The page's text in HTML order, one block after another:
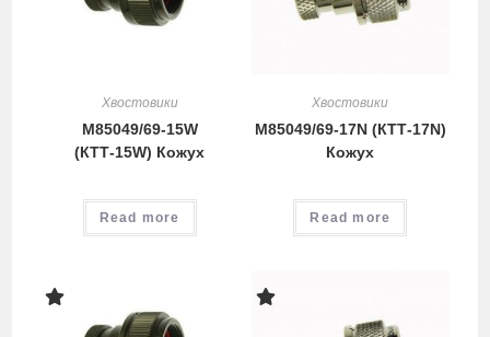
Хвостовики
M85049/69-15W
(КТТ-15W) Кожух
Read more
Хвостовики
M85049/69-17N (КТТ-17N)
Кожух
Read more